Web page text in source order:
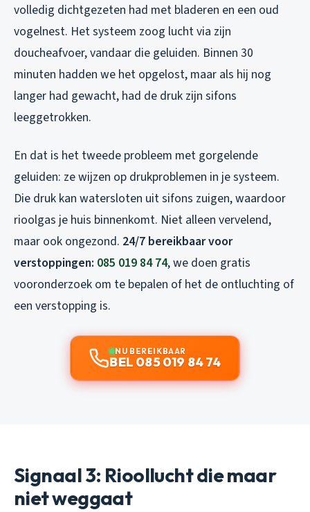
volledig dichtgezeten had met bladeren en een oud
vogelnest. Het systeem zoog lucht via zijn
doucheafvoer, vandaar die geluiden. Binnen 30
minuten hadden we het opgelost, maar als hij nog
langer had gewacht, had de druk zijn sifons
leeggetrokken.
En dat is het tweede probleem met gorgelende
geluiden: ze wijzen op drukproblemen in je systeem.
Die druk kan watersloten uit sifons zuigen, waardoor
rioolgas je huis binnenkomt. Niet alleen vervelend,
maar ook ongezond. 24/7 bereikbaar voor
verstoppingen: 085 019 84 74, we doen gratis
vooronderzoek om te bepalen of het de ontluchting of
een verstopping is.
NU BEREIKBAAR
BEL 085 019 84 74
Signaal 3: Rioollucht die maar
niet weggaat